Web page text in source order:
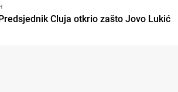
Cluja otkrio zašto Jovo Lukić